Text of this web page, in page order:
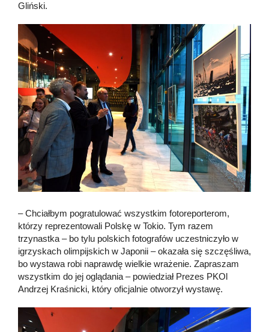
Gliński.
– Chciałbym pogratulować wszystkim fotoreporterom,
którzy reprezentowali Polskę w Tokio. Tym razem
trzynastka – bo tylu polskich fotografów uczestniczyło w
igrzyskach olimpijskich w Japonii – okazała się szczęśliwa,
bo wystawa robi naprawdę wielkie wrażenie. Zapraszam
wszystkim do jej oglądania – powiedział Prezes PKOl
Andrzej Kraśnicki, który oficjalnie otworzył wystawę.